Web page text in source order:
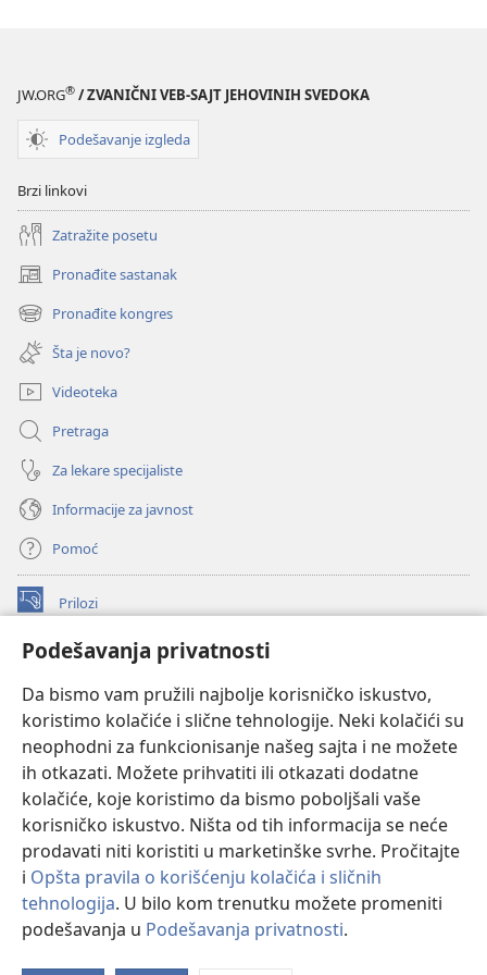
Podešavanja privatnosti
Da bismo vam pružili najbolje korisničko iskustvo,
koristimo kolačiće i slične tehnologije. Neki kolačići su
neophodni za funkcionisanje našeg sajta i ne možete
ih otkazati. Možete prihvatiti ili otkazati dodatne
kolačiće, koje koristimo da bismo poboljšali vaše
korisničko iskustvo. Ništa od tih informacija se neće
prodavati niti koristiti u marketinške svrhe. Pročitajte
i Opšta pravila o korišćenju kolačića i sličnih
tehnologija. U bilo kom trenutku možete promeniti
podešavanja u Podešavanja privatnosti.
JW.ORG® / ZVANIČNI VEB-SAJT JEHOVINIH SVEDOKA
Podešavanje izgleda
Brzi linkovi
Zatražite posetu
Pronađite sastanak
(otvara
novi
prozor)
Pronađite kongres
(otvara
novi
prozor)
Šta je novo?
Videoteka
Pretraga
Za lekare specijaliste
Informacije za javnost
Pomoć
Prilozi
(otvara
prozor)ONLAJN BIBLIOTEKA Watchtower
novi
prozor)JW Hub
(otvara
novi
prozor)
®
Watchtower Library®
Copyright© 2026 Watch Tower Bible and Tract Society of Pennsylvania.
PRAVILA KORIŠĆENJA|PRIVATNOST| PODEŠAVANjE PRIVATNOSTI